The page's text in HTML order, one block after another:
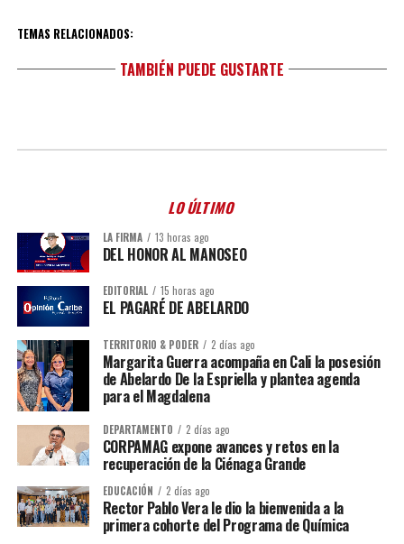
TEMAS RELACIONADOS:
TAMBIÉN PUEDE GUSTARTE
LO ÚLTIMO
LA FIRMA 13 horas ago
DEL HONOR AL MANOSEO
EDITORIAL 15 horas ago
EL PAGARÉ DE ABELARDO
TERRITORIO & PODER 2 días ago
Margarita Guerra acompaña en Cali la posesión
de Abelardo De la Espriella y plantea agenda
para el Magdalena
DEPARTAMENTO 2 días ago
CORPAMAG expone avances y retos en la
recuperación de la Ciénaga Grande
EDUCACIÓN 2 días ago
Rector Pablo Vera le dio la bienvenida a la
primera cohorte del Programa de Química